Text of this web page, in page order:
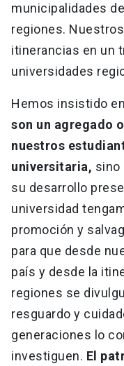
municipalidades
regiones.
itinerancias en un
universidades
Hemos insistido
son un agregado
nuestros
universitaria, sino
su desarrollo
universidad
promoción y
para que desde
país y desde la
regiones se
resguardo y
generaciones lo
investiguen. El